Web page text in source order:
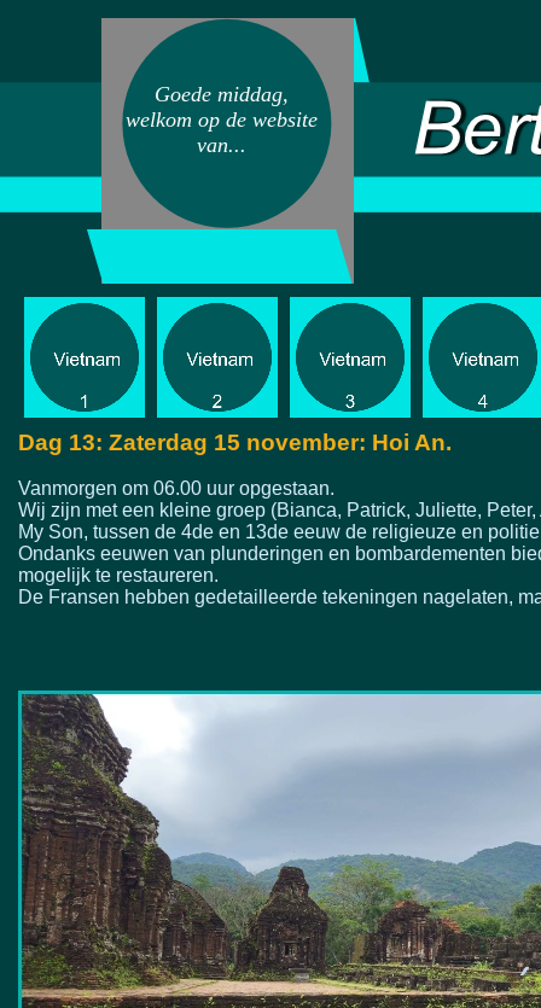
Dag 13: Zaterdag 15 november: Hoi An.
Vanmorgen om 06.00 uur opgestaan.
Wij zijn met een kleine groep (Bianca, Patrick, Juliette,
My Son, tussen de 4de en 13de eeuw de religieuze en
Ondanks eeuwen van plunderingen en bombardementen
mogelijk te restaureren.
De Fransen hebben gedetailleerde tekeningen nagelaten,
Goede middag,
welkom op de website
van...